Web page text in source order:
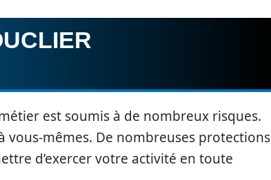
est soumis à de nombreux risques.
vous-mêmes. De nombreuses protections
d’exercer votre activité en toute